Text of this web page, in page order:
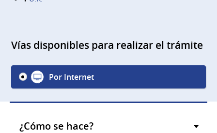
Vías disponibles para realizar el trámite
Por Internet
¿Cómo se hace?